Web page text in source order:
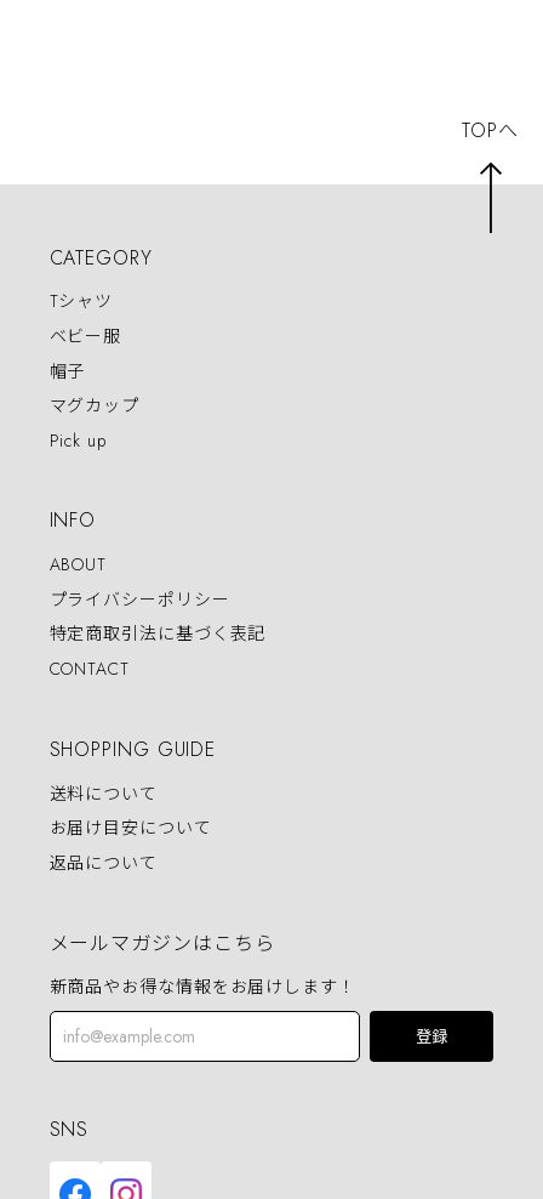
CATEGORY
Tシャツ
ベビー服
帽子
マグカップ
Pick up
INFO
ABOUT
プライバシーポリシー
特定商取引法に基づく表記
CONTACT
SHOPPING GUIDE
送料について
お届け目安について
返品について
メールマガジンはこちら
新商品やお得な情報をお届けします！
登録
SNS
TOPへ